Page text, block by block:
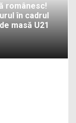
românesc!
în cadrul
masă U21